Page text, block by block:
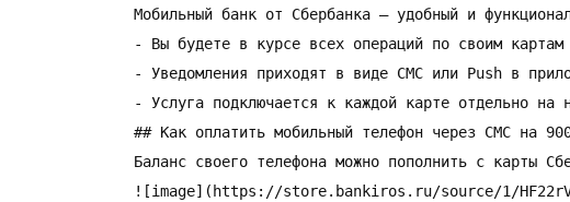
Мобильный банк от Сбербанка – удобный и
- Вы будете в курсе всех операций по своим
- Уведомления приходят в виде СМС или Push в
- Услуга подключается к каждой карте отдельно на
## Как оплатить мобильный телефон через СМС на
Баланс своего телефона можно пополнить с карты
![image](https://store.bankiros.ru/source/1/